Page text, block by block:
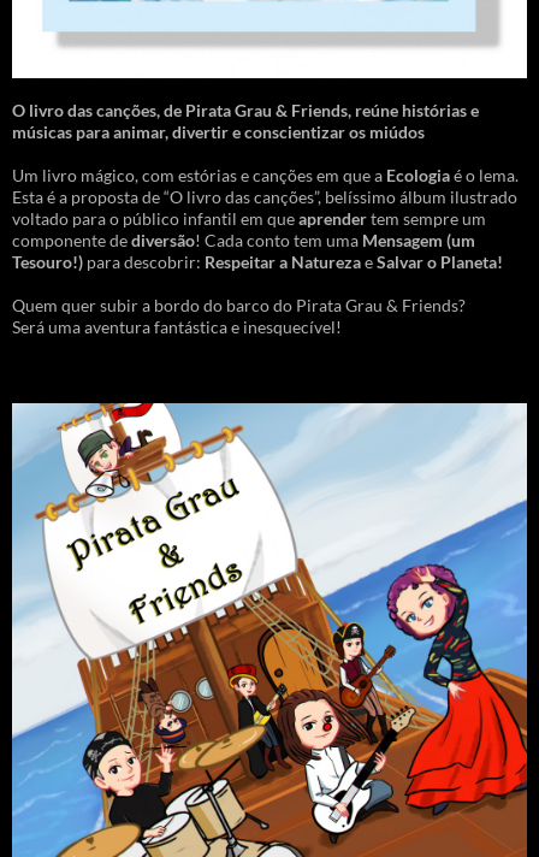
O livro das canções,de Pirata Grau & Friends, reúne histórias e
músicas para animar, divertir e conscientizar os miúdos
Um livro mágico, com estórias e canções em que a Ecologiaé o lema.
Esta é a proposta de “O livro das canções”, belíssimo álbum ilustrado
voltado para o público infantil em queaprendertem sempre um
componente dediversão! Cada conto tem uma Mensagem (um
Tesouro!) para descobrir: Respeitar a NaturezaeSalvar o Planeta!
Quem quer subir a bordo do barco do Pirata Grau & Friends?
Será uma aventura fantástica e inesquecível!